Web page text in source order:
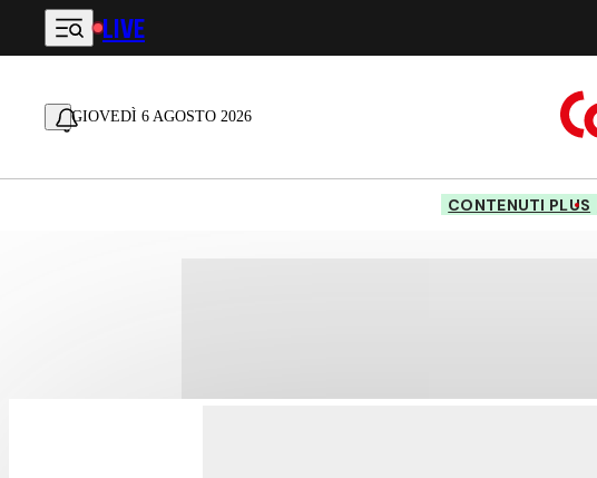
Vai al contenuto principale
LIVE
GIOVEDÌ 6 AGOSTO 2026
CONTENUTI PLUS